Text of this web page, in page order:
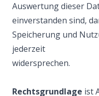
Auswertung dieser
einverstanden sind,
Speicherung und
jederzeit
widersprechen.
Rechtsgrundlage ist